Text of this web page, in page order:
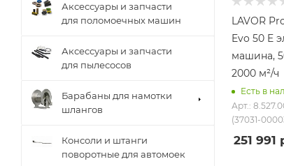
LAVOR
Evo 50 E
машина,
2000 м²/ч
Есть в
Арт.:
(37031-
251 991
Аксессуары и запчасти
для поломоечных машин
Аксессуары и запчасти
для пылесосов
Барабаны для намотки
шлангов
Консоли и штанги
поворотные для автомоек